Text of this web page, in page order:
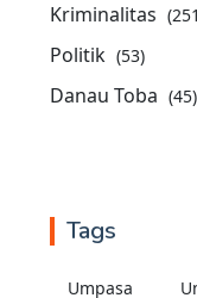
Kriminalitas
Politik (53)
Danau Toba (45)
Tags
Umpasa